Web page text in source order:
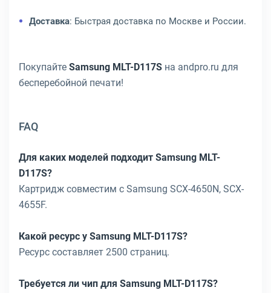
Доставка: Быстрая доставка по Москве и России.
Покупайте Samsung MLT-D117S на andpro.ru для
бесперебойной печати!
FAQ
Для каких моделей подходит Samsung MLT-
D117S?
Картридж совместим с Samsung SCX-4650N, SCX-
4655F.
Какой ресурс у Samsung MLT-D117S?
Ресурс составляет 2500 страниц.
Требуется ли чип для Samsung MLT-D117S?